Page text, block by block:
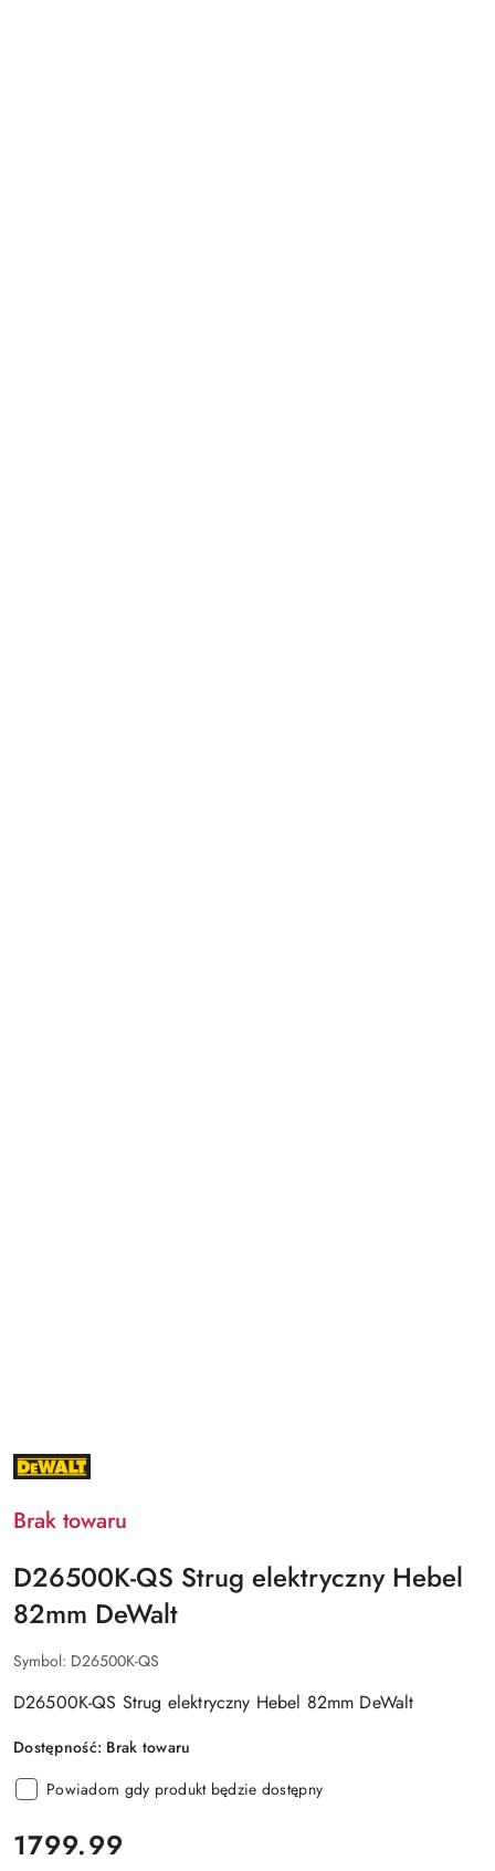
NAZWA
PRODUCENTA:
Brak towaru
D26500K-QS Strug elektryczny Hebel
82mm DeWalt
Symbol: D26500K-QS
D26500K-QS Strug elektryczny Hebel 82mm DeWalt
Dostępność: Brak towaru
Powiadom gdy produkt będzie dostępny
cena:
1799.99